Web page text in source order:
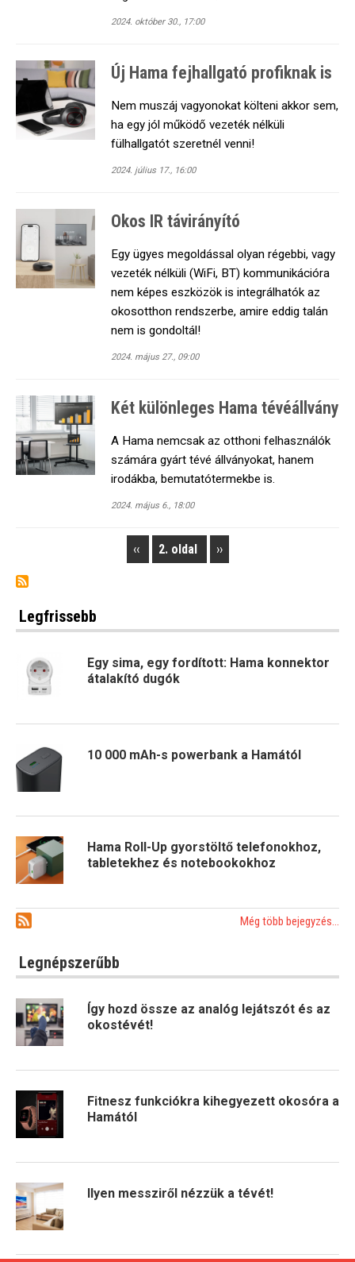
2024. október 30., 17:00
Új Hama fejhallgató profiknak is
Nem muszáj vagyonokat költeni akkor sem,
ha egy jól működő vezeték nélküli
fülhallgatót szeretnél venni!
2024. július 17., 16:00
Okos IR távirányító
Egy ügyes megoldással olyan régebbi, vagy
vezeték nélküli (WiFi, BT) kommunikációra
nem képes eszközök is integrálhatók az
okosotthon rendszerbe, amire eddig talán
nem is gondoltál!
2024. május 27., 09:00
Két különleges Hama tévéállvány
A Hama nemcsak az otthoni felhasználók
számára gyárt tévé állványokat, hanem
irodákba, bemutatótermekbe is.
2024. május 6., 18:00
Previous
page
‹‹ 2. oldal
Next
page
››
Legfrissebb
Egy sima, egy fordított: Hama konnektor
átalakító dugók
10 000 mAh-s powerbank a Hamától
Hama Roll-Up gyorstöltő telefonokhoz,
tabletekhez és notebookokhoz
Még több bejegyzés...
Legnépszerűbb
Így hozd össze az analóg lejátszót és az
okostévét!
Fitnesz funkciókra kihegyezett okosóra a
Hamától
Ilyen messziről nézzük a tévét!